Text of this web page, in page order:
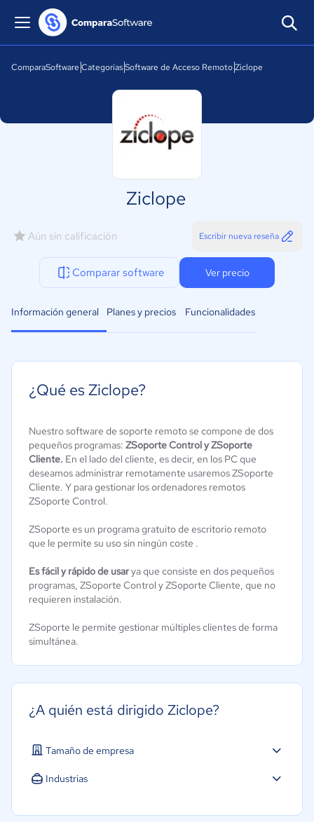
ComparaSoftware CategoríasSoftware de Acceso RemotoZiclope
Ziclope
Aún sin calificación Escribir nueva reseña
Comparar software Ver precio
Información general Planes y precios Funcionalidades
¿Qué es Ziclope?
Nuestro software de soporte remoto se compone de dos
pequeños programas: ZSoporte Control y ZSoporte
Cliente. En el lado del cliente, es decir, en los PC que
deseamos administrar remotamente usaremos ZSoporte
Cliente. Y para gestionar los ordenadores remotos
ZSoporte Control.
ZSoporte es un programa gratuito de escritorio remoto
que le permite su uso sin ningún coste .
Es fácil y rápido de usarya que consiste en dos pequeños
programas, ZSoporte Control y ZSoporte Cliente, que no
requieren instalación.
ZSoporte le permite gestionar múltiples clientes de forma
simultánea.
¿A quién está dirigido Ziclope?
Tamaño de empresa
Industrias